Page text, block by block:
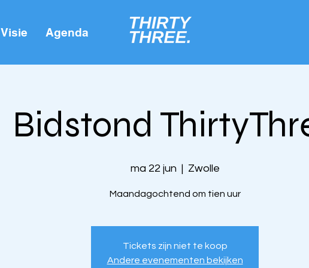
Visie Agenda
Bidstond
ma 22 jun
  |
Zwolle
Maandagochtend om tien uur
Tickets zijn niet te koop
Andere evenementen bekijken